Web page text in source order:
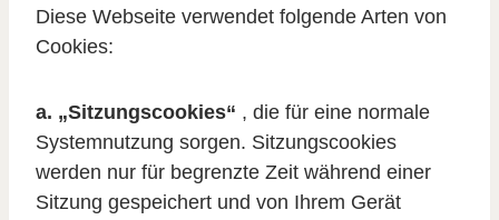
Diese Webseite verwendet folgende Arten von
Cookies:
a. „Sitzungscookies“ , die für eine normale
Systemnutzung sorgen. Sitzungscookies
werden nur für begrenzte Zeit während einer
Sitzung gespeichert und von Ihrem Gerät